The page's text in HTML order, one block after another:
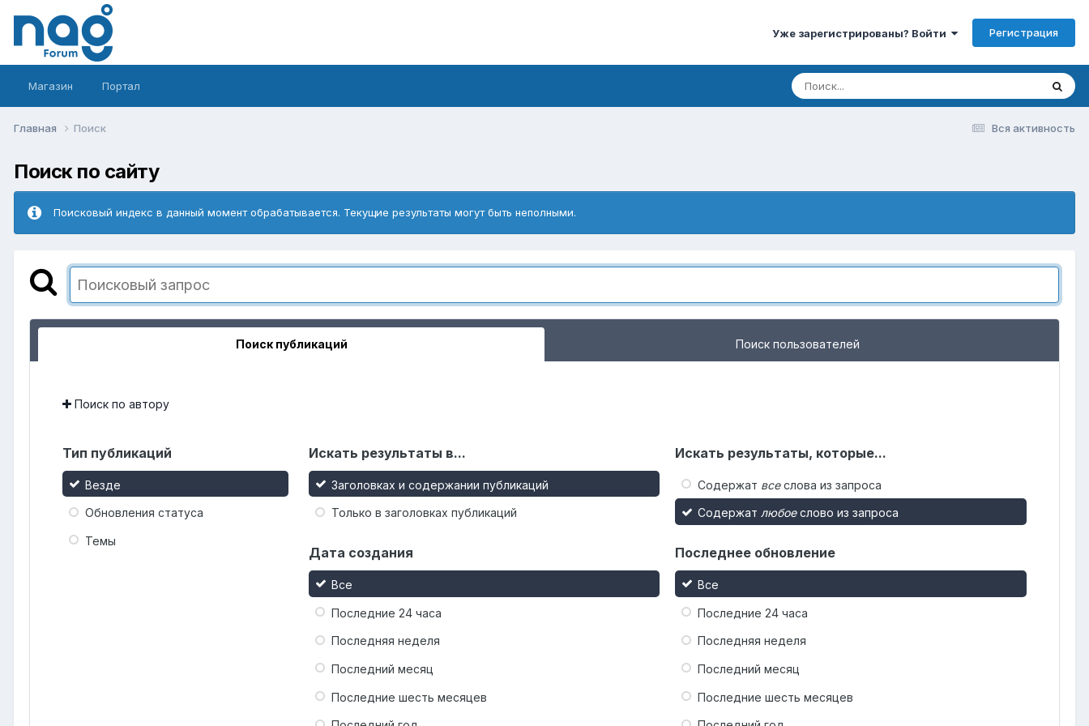
Уже зарегистрированы? Войти Регистрация
Магазин Портал
Вся активность
Главная Поиск
Поиск по сайту
Поисковый индекс в данный момент обрабатывается. Текущие результаты могут быть неполными.
Поиск публикаций Поиск пользователей
Поиск по автору
Тип публикаций
Везде
Обновления статуса
Темы
Искать результаты в...
Заголовках и содержании публикаций
Только в заголовках публикаций
Искать результаты, которые...
Содержат всеслова из запроса
Содержат любоеслово из запроса
Дата создания
Все
Последние 24 часа
Последняя неделя
Последний месяц
Последние шесть месяцев
Последнее обновление
Все
Последние 24 часа
Последняя неделя
Последний месяц
Последние шесть месяцев